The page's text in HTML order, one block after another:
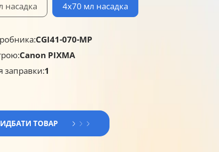
насадка
4x70 мл насадка
CGI41-070-MP
Canon PIXMA
заправки:1
ТОВАР